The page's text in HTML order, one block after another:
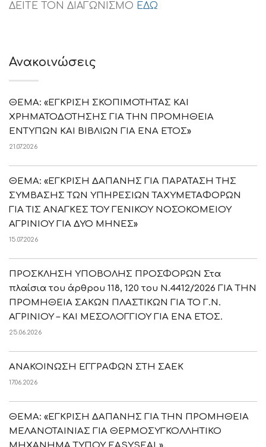
ΔΕΙΤΕ ΤΟΝ ΔΙΑΓΩΝΙΣΜΟ ΕΔΩ
Ανακοινώσεις
ΘΕΜΑ: «ΕΓΚΡΙΣΗ ΣΚΟΠΙΜΟΤΗΤΑΣ ΚΑΙ
ΧΡΗΜΑΤΟΔΟΤΗΣΗΣ ΓΙΑ ΤΗΝ ΠΡΟΜΗΘΕΙΑ
ΕΝΤΥΠΩΝ ΚΑΙ ΒΙΒΛΙΩΝ ΓΙΑ ΕΝΑ ΕΤΟΣ»
21.07.2026
ΘΕΜΑ: «ΕΓΚΡΙΣΗ ΔΑΠΑΝΗΣ ΓΙΑ ΠΑΡΑΤΑΣΗ ΤΗΣ
ΣΥΜΒΑΣΗΣ ΤΩΝ ΥΠΗΡΕΣΙΩΝ ΤΑΧΥΜΕΤΑΦΟΡΩΝ
ΓΙΑ ΤΙΣ ΑΝΑΓΚΕΣ ΤΟΥ ΓΕΝΙΚΟΥ ΝΟΣΟΚΟΜΕΙΟΥ
ΑΓΡΙΝΙΟΥ ΓΙΑ ΔΥΟ ΜΗΝΕΣ»
15.07.2026
ΠΡΟΣΚΛΗΣΗ ΥΠΟΒΟΛΗΣ ΠΡΟΣΦΟΡΩΝ Στα
πλαίσια του άρθρου 118, 120 του Ν.4412/2026 ΓΙΑ ΤΗΝ
ΠΡΟΜΗΘΕΙΑ ΣΑΚΩΝ ΠΛΑΣΤΙΚΩΝ ΓΙΑ ΤΟ Γ.Ν.
ΑΓΡΙΝΙΟΥ – ΚΑΙ ΜΕΣΟΛΟΓΓΙΟΥ ΓΙΑ ΕΝΑ ΕΤΟΣ.
25.06.2026
ΑΝΑΚΟΙΝΩΣΗ ΕΓΓΡΑΦΩΝ ΣΤΗ ΣΑΕΚ
17.06.2026
ΘΕΜΑ: «ΕΓΚΡΙΣΗ ΔΑΠΑΝΗΣ ΓΙΑ ΤΗΝ ΠΡΟΜΗΘΕΙΑ
ΜΕΛΑΝΟΤΑΙΝΙΑΣ ΓΙΑ ΘΕΡΜΟΣΥΓΚΟΛΛΗΤΙΚΟ